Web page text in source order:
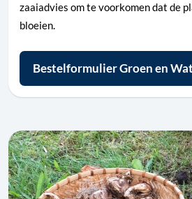
zaaiadvies om te voorkomen dat de
bloeien.
Bestelformulier Groen en